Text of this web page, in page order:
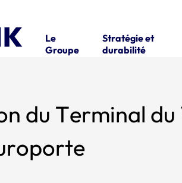
Le
Groupe
Stratégie et
durabilité
du Terminal